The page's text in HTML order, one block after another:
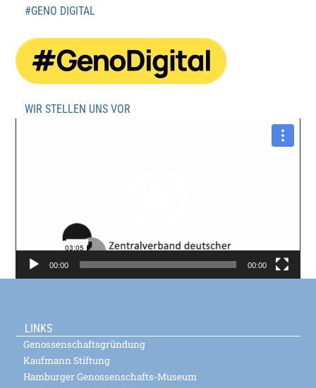
#GENO DIGITAL
WIR STELLEN UNS VOR
00:00 00:00
LINKS
Genossenschaftsgründung
Kaufmann Stiftung
Hamburger Genossenschafts-Museum